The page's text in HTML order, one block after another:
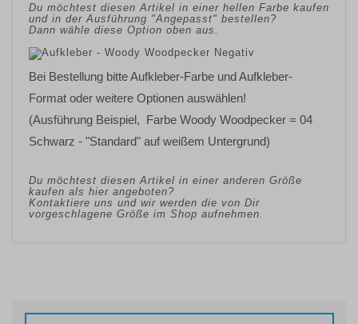
Du möchtest diesen Artikel in einer hellen Farbe kaufen
und in der Ausführung "Angepasst" bestellen?
Dann wähle diese Option oben aus.
Bei Bestellung bitte Aufkleber-Farbe und Aufkleber-
Format oder weitere Optionen auswählen!
(Ausführung Beispiel, Farbe Woody Woodpecker = 04
Schwarz - "Standard" auf weißem Untergrund)
Du möchtest diesen Artikel in einer anderen Größe
kaufen als hier angeboten?
Kontaktiere uns und wir werden die von Dir
vorgeschlagene Größe im Shop aufnehmen.